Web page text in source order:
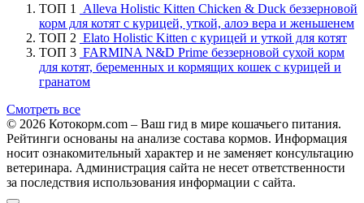
ТОП 1
Alleva Holistic Kitten Chicken & Duck беззерновой
корм для котят с курицей, уткой, алоэ вера и женьшенем
ТОП 2 Elato Holistic Kitten с курицей и уткой для котят
ТОП 3 FARMINA N&D Prime беззерновой сухой корм
для котят, беременных и кормящих кошек с курицей и
гранатом
Смотреть все
© 2026 Котокорм.com – Ваш гид в мире кошачьего питания.
Рейтинги основаны на анализе состава кормов. Информация
носит ознакомительный характер и не заменяет консультацию
ветеринара. Администрация сайта не несет ответственности
за последствия использования информации с сайта.